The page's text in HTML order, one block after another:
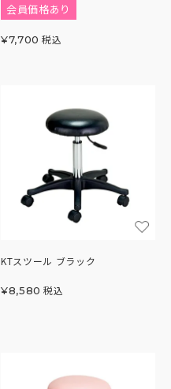
会員価格あり
¥7,700 税込
KTスツール ブラック
¥8,580 税込